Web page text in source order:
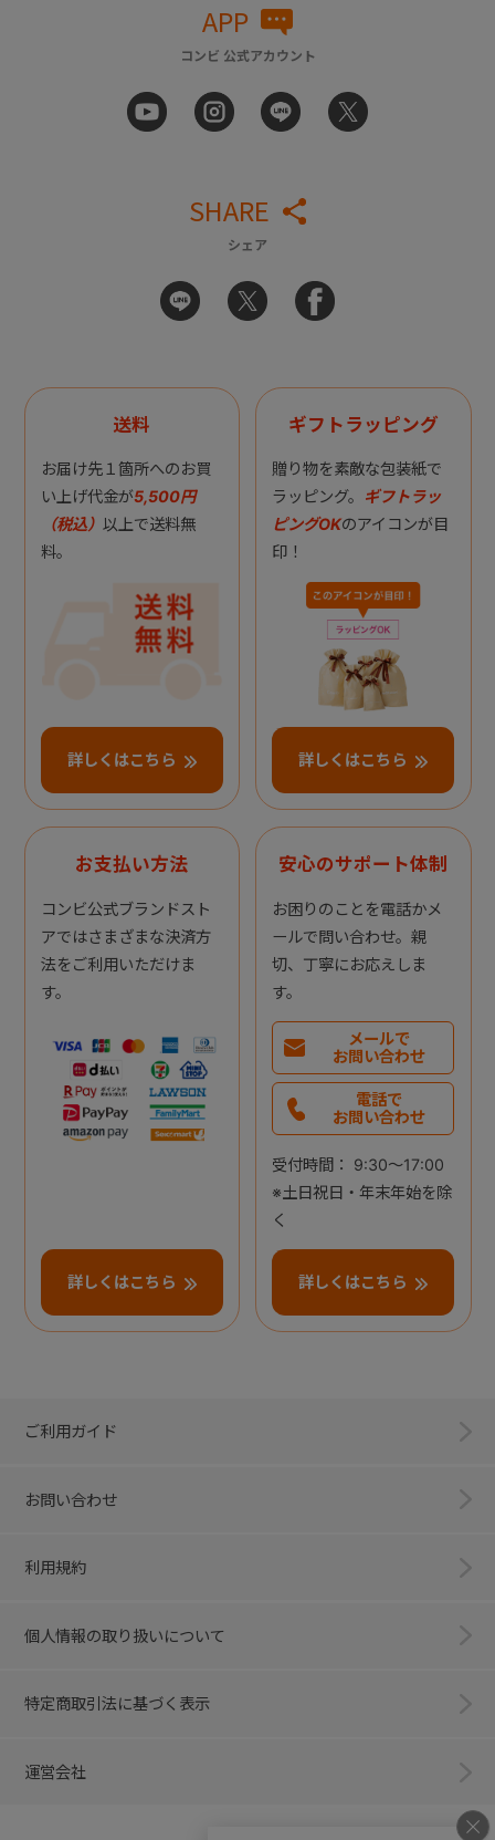
APP
コンビ 公式アカウント
SHARE
シェア
送料
お届け先１箇所へのお買
い上げ代金が5,500円
（税込） 以上で送料無
料。
詳しくはこちら
ギフトラッピング
贈り物を素敵な包装紙で
ラッピング。 ギフトラッ
ピングOKのアイコンが目
印！
詳しくはこちら
お支払い方法
コンビ公式ブランドスト
アではさまざまな決済方
法をご利用いただけま
す。
詳しくはこちら
安心のサポート体制
お困りのことを電話かメ
ールで問い合わせ。親
切、丁寧にお応えしま
す。
メールで
お問い合わせ
電話で
お問い合わせ
受付時間： 9:30～17:00
※土日祝日・年末年始を除
く
詳しくはこちら
ご利用ガイド
お問い合わせ
利用規約
個人情報の取り扱いについて
特定商取引法に基づく表示
運営会社